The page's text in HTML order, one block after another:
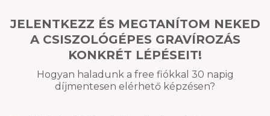
JELENTKEZZ ÉS MEGTANÍTOM NEKED
A CSISZOLÓGÉPES GRAVÍROZÁS
KONKRÉT LÉPÉSEIT!
Hogyan haladunk a free fiókkal 30 napig
díjmentesen elérhető képzésen?